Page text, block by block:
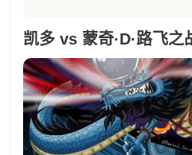
凯多 vs 蒙奇·D·路飞之